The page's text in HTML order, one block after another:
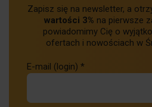
Zapisz się na newsletter, a
wartości 3% na pierwsze
powiadomimy Cię o
ofertach i nowościach w
E-mail (login) *